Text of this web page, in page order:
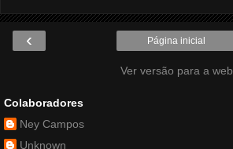
‹ Página inicial
Ver versão para a web
Colaboradores
Ney Campos
Unknown